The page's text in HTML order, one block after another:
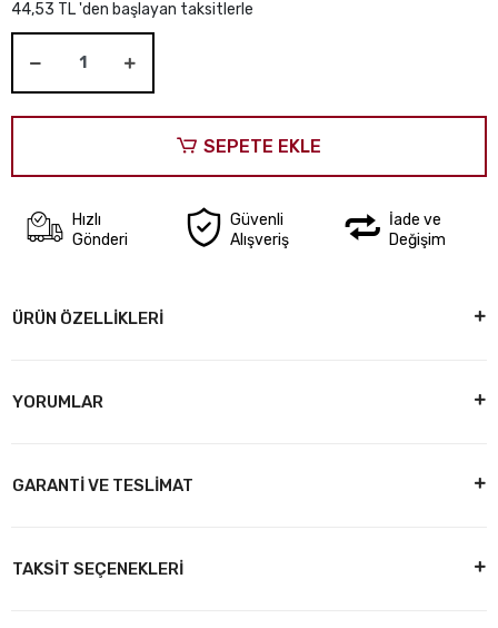
44,53 TL 'den başlayan taksitlerle
SEPETE EKLE
Hızlı
Gönderi
Güvenli
Alışveriş
İade ve
Değişim
ÜRÜN ÖZELLİKLERİ
YORUMLAR
GARANTİ VE TESLİMAT
TAKSİT SEÇENEKLERİ